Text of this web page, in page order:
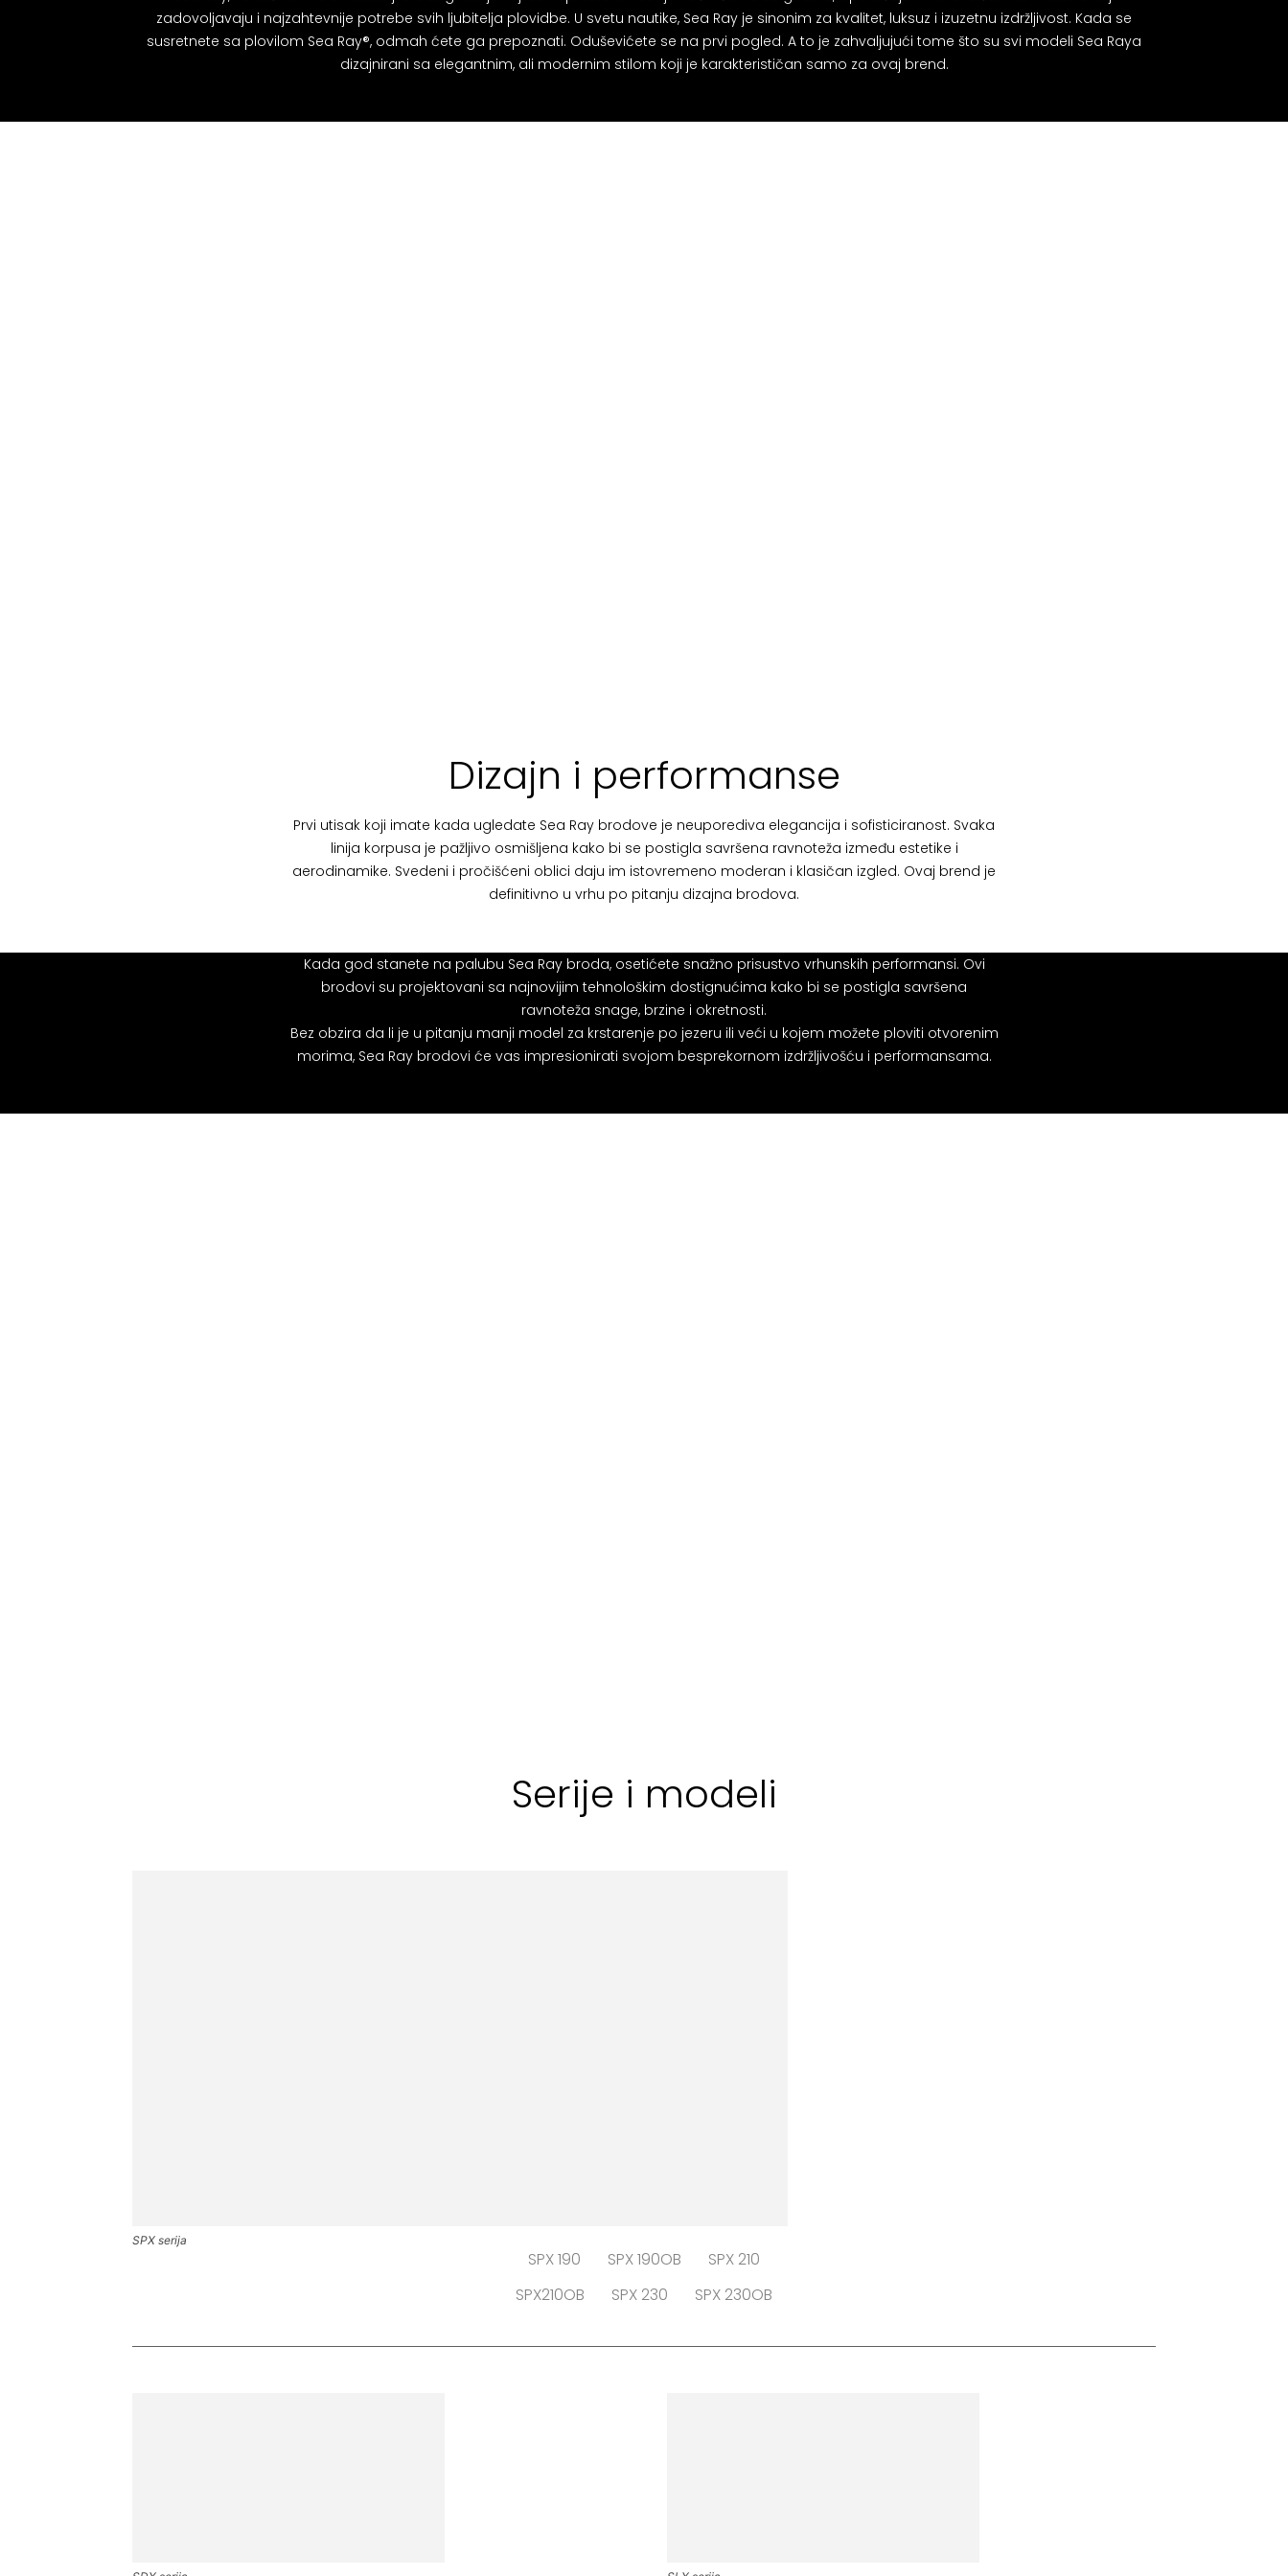
zadovoljavaju i najzahtevnije potrebe svih ljubitelja plovidbe. U svetu nautike, Sea Ray je sinonim za kvalitet, luksuz i izuzetnu izdržljivost. Kada se
susretnete sa plovilom Sea Ray®, odmah ćete ga prepoznati. Oduševićete se na prvi pogled. A to je zahvaljujući tome što su svi modeli Sea Raya
dizajnirani sa elegantnim, ali modernim stilom koji je karakterističan samo za ovaj brend.
Dizajn i performanse
Prvi utisak koji imate kada ugledate Sea Ray brodove je neuporediva elegancija i sofisticiranost. Svaka
linija korpusa je pažljivo osmišljena kako bi se postigla savršena ravnoteža između estetike i
aerodinamike. Svedeni i pročišćeni oblici daju im istovremeno moderan i klasičan izgled. Ovaj brend je
definitivno u vrhu po pitanju dizajna brodova.
Kada god stanete na palubu Sea Ray broda, osetićete snažno prisustvo vrhunskih performansi. Ovi
brodovi su projektovani sa najnovijim tehnološkim dostignućima kako bi se postigla savršena
ravnoteža snage, brzine i okretnosti.
Bez obzira da li je u pitanju manji model za krstarenje po jezeru ili veći u kojem možete ploviti otvorenim
morima, Sea Ray brodovi će vas impresionirati svojom besprekornom izdržljivošću i performansama.
Serije i modeli
SPX serija
SPX 190 SPX 190OB SPX 210
SPX210OB SPX 230 SPX 230OB